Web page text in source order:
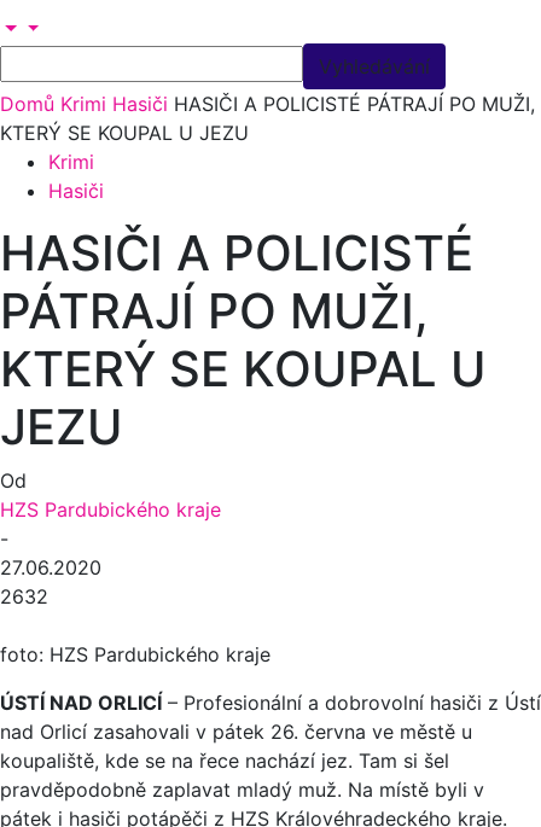
Domů Krimi Hasiči HASIČI A POLICISTÉ PÁTRAJÍ PO MUŽI,
KTERÝ SE KOUPAL U JEZU
Krimi
Hasiči
HASIČI A POLICISTÉ
PÁTRAJÍ PO MUŽI,
KTERÝ SE KOUPAL U
JEZU
Od
HZS Pardubického kraje
-
27.06.2020
2632
foto: HZS Pardubického kraje
ÚSTÍ NAD ORLICÍ – Profesionální a dobrovolní hasiči z Ústí
nad Orlicí zasahovali v pátek 26. června ve městě u
koupaliště, kde se na řece nachází jez. Tam si šel
pravděpodobně zaplavat mladý muž. Na místě byli v
pátek i hasiči potápěči z HZS Královéhradeckého kraje.